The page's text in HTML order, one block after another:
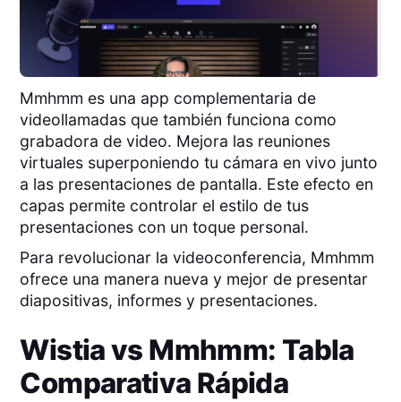
Mmhmm es una app complementaria de
videollamadas que también funciona como
grabadora de video. Mejora las reuniones
virtuales superponiendo tu cámara en vivo junto
a las presentaciones de pantalla. Este efecto en
capas permite controlar el estilo de tus
presentaciones con un toque personal.
Para revolucionar la videoconferencia, Mmhmm
ofrece una manera nueva y mejor de presentar
diapositivas, informes y presentaciones.
Wistiavs Mmhmm: Tabla
Comparativa Rápida